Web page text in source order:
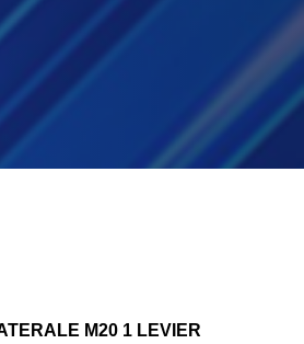
M20 1 LEVIER